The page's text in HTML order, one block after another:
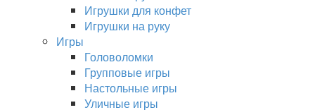
Игрушки для конфет
Игрушки на руку
Игры
Головоломки
Групповые игры
Настольные игры
Уличные игры